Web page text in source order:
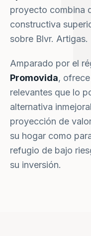
proyecto combina
constructiva
sobre Blvr. Artigas.
Amparado por el
Promovida,
relevantes que lo
alternativa
proyección de
su hogar como
refugio de bajo
su inversión.